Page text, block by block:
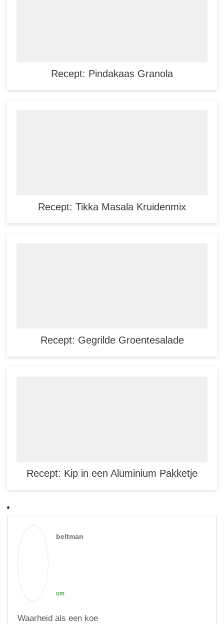
Recept: Pindakaas Granola
Recept: Tikka Masala Kruidenmix
Recept: Gegrilde Groentesalade
Recept: Kip in een Aluminium Pakketje
beltman
om
Waarheid als een koe